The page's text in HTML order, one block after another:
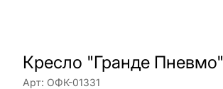
Кресло "Гранде Пневмо"
Арт: ОФК-01331